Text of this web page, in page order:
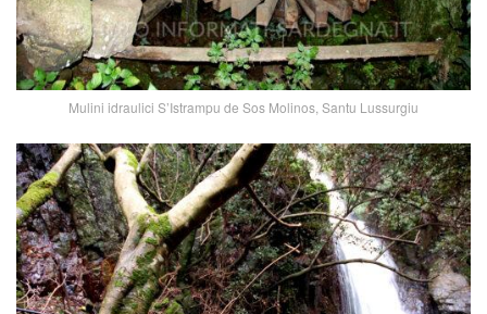
Mulini idraulici S’Istrampu de Sos Molinos, Santu Lussurgiu